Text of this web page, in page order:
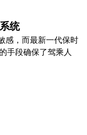
统
感，而最新一代保时
手段确保了驾乘人